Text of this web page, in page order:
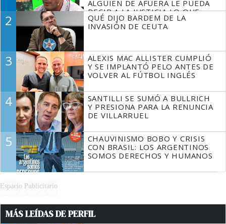
ALGUIEN DE AFUERA LE PUEDA
DECIR A LA JUSTICIA LO QUE
TIENE QUE HACER"
2
QUÉ DIJO BARDEM DE LA
INVASIÓN DE CEUTA
3
ALEXIS MAC ALLISTER CUMPLIÓ
Y SE IMPLANTÓ PELO ANTES DE
VOLVER AL FÚTBOL INGLÉS
4
SANTILLI SE SUMÓ A BULLRICH
Y PRESIONA PARA LA RENUNCIA
DE VILLARRUEL
5
CHAUVINISMO BOBO Y CRISIS
CON BRASIL: LOS ARGENTINOS
SOMOS DERECHOS Y HUMANOS
Espacio Publicitario
MÁS LEÍDAS DE PERFIL